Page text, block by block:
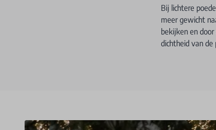
Bij lichtere
meer gewicht
bekijken en
dichtheid van